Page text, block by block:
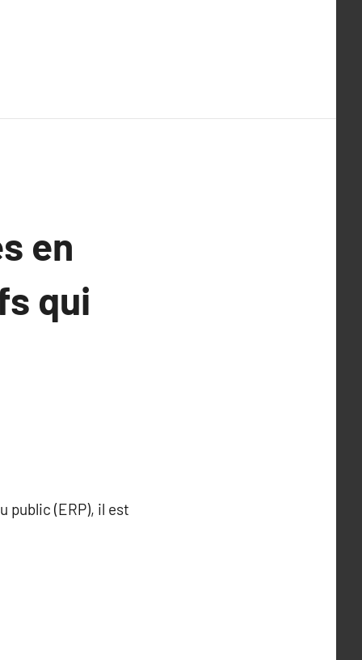
en
qui
public (ERP), il est